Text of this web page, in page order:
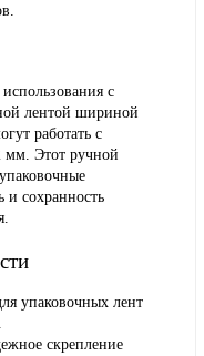
с
лентой шириной
работать с
мм. Этот ручной
и сохранность
упаковочных лент
скрепление